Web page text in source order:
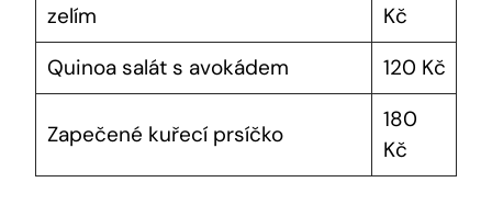
zelím
Kč
Quinoa salát s avokádem
120 Kč
Zapečené kuřecí prsíčko
180
Kč